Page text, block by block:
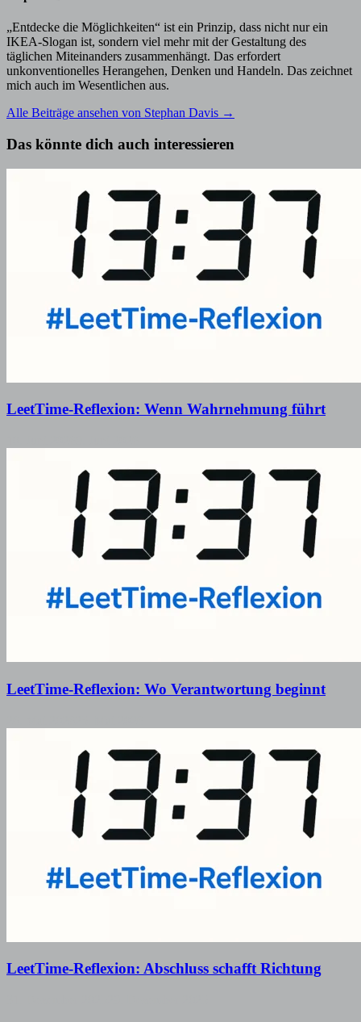
„Entdecke die Möglichkeiten“ ist ein Prinzip, dass nicht nur ein
IKEA-Slogan ist, sondern viel mehr mit der Gestaltung des
täglichen Miteinanders zusammenhängt. Das erfordert
unkonventionelles Herangehen, Denken und Handeln. Das zeichnet
mich auch im Wesentlichen aus.
Alle Beiträge ansehen von Stephan Davis →
Das könnte dich auch interessieren
LeetTime-Reflexion: Wenn Wahrnehmung führt
LeetTime-Reflexion: Wo Verantwortung beginnt
LeetTime-Reflexion: Abschluss schafft Richtung